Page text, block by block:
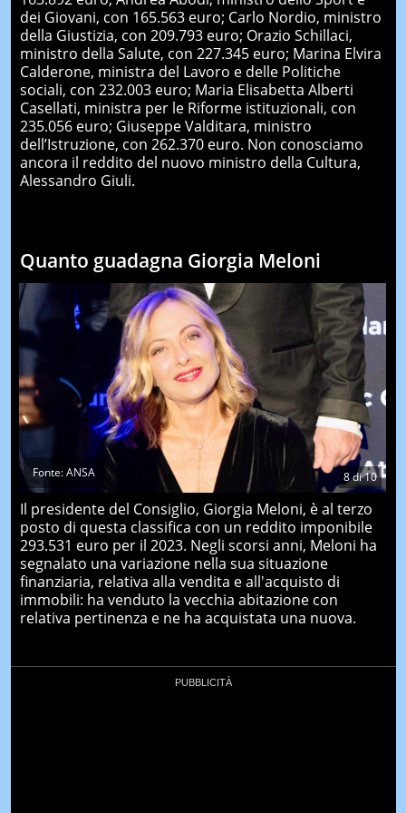
dei Giovani, con 165.563 euro; Carlo Nordio, ministro
della Giustizia, con 209.793 euro; Orazio Schillaci,
ministro della Salute, con 227.345 euro; Marina Elvira
Calderone, ministra del Lavoro e delle Politiche
sociali, con 232.003 euro; Maria Elisabetta Alberti
Casellati, ministra per le Riforme istituzionali, con
235.056 euro; Giuseppe Valditara, ministro
dell’Istruzione, con 262.370 euro. Non conosciamo
ancora il reddito del nuovo ministro della Cultura,
Alessandro Giuli.
Quanto guadagna Giorgia Meloni
8di10
Fonte: ANSA
Il presidente del Consiglio, Giorgia Meloni, è al terzo
posto di questa classifica con un reddito imponibile
293.531 euro per il 2023. Negli scorsi anni, Meloni ha
segnalato una variazione nella sua situazione
finanziaria, relativa alla vendita e all'acquisto di
immobili: ha venduto la vecchia abitazione con
relativa pertinenza e ne ha acquistata una nuova.